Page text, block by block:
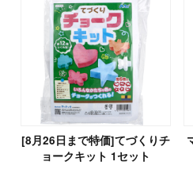
[8月26日まで特価]てづくりチ
ョークキット 1セット